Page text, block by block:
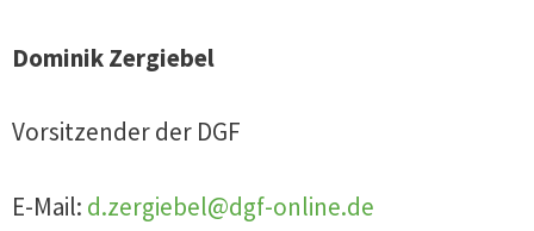
Dominik Zergiebel
Vorsitzender der DGF
E-Mail: d.zergiebel@dgf-online.de